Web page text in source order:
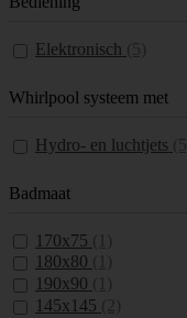
Elektronisch
Whirlpool systeem met
Hydro- en luchtjets
Badmaat
170x75
180x80
190x90
145x145